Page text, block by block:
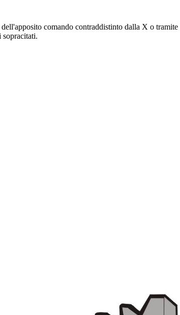
comando contraddistinto dalla X o
sopracitati.